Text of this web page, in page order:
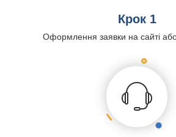
Крок 1
Оформлення заявки на сайті